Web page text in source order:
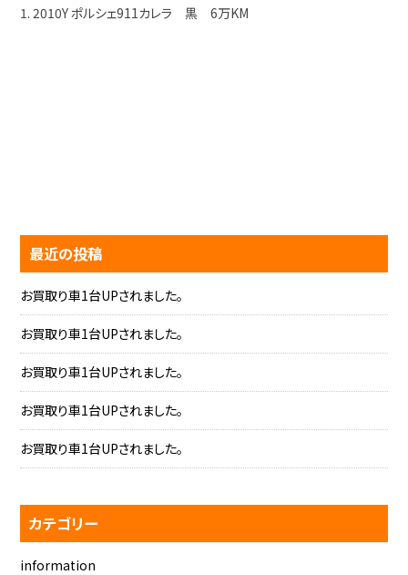
1. 2010Y ポルシェ911カレラ 黒 6万KM
最近の投稿
お買取り車1台UPされました。
お買取り車1台UPされました。
お買取り車1台UPされました。
お買取り車1台UPされました。
お買取り車1台UPされました。
カテゴリー
information